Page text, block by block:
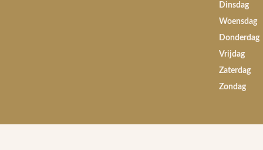
Dinsdag
Woensdag
Donderdag
Vrijdag
Zaterdag
Zondag